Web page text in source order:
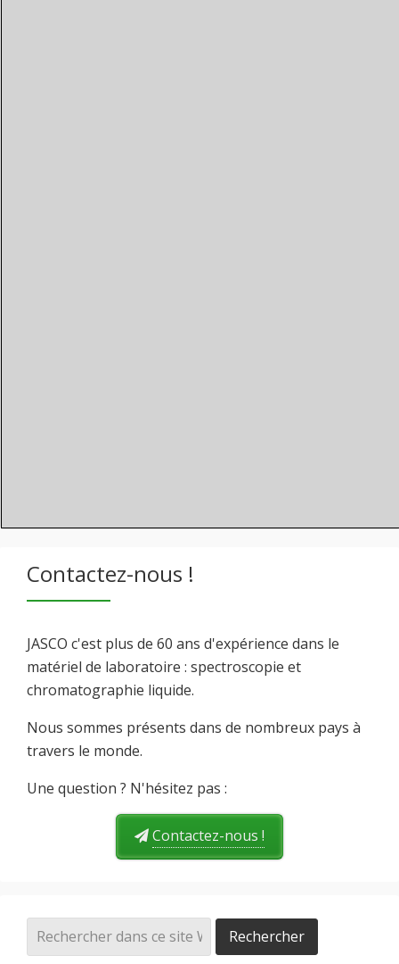
Contactez-nous !
JASCO c'est plus de 60 ans d'expérience dans le
matériel de laboratoire : spectroscopie et
chromatographie liquide.
Nous sommes présents dans de nombreux pays à
travers le monde.
Une question ? N'hésitez pas :
Contactez-nous !